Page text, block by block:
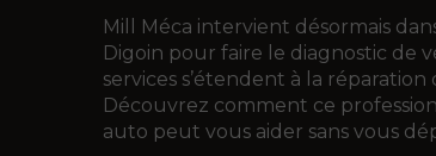
Mill Méca intervient désormais
Digoin pour faire le diagnostic de
services s’étendent à la réparation
Découvrez comment ce
auto peut vous aider sans vous